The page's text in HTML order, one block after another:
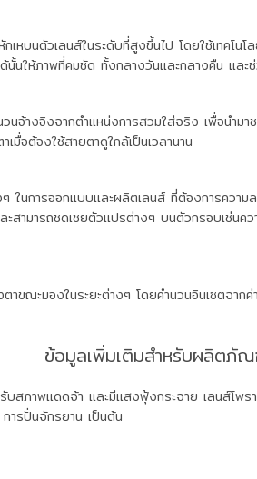
กเหบนตัวเลนส์ในระดับที่สูงขึ้นไป โดยใช้เท
นั้นให้ภาพที่คมชัด ทั้งกลางวันและกลางคืน แล
วนอ้างอิงจากตำแหน่งการสวมใส่จริง เพื่อน
มื่อต้องใช้สายตาดูใกล้เป็นเวลานาน
ในการออกแบบและผลิตเลนส์ ที่ต้องการควา
ามารถชดเชยตัวแปรต่างๆ บนตัวกรอบเช่นค
าขณะมองในระยะต่างๆ โดยคำนวนอินเซตจา
ข้อมูลเพิ่มเติมสำหรับผลิตภั
รับสภาพแดดจ้า และมีแสงฟุ้งกระจาย เลนส์โ
ารปั่นจักรยาน เป็นต้น